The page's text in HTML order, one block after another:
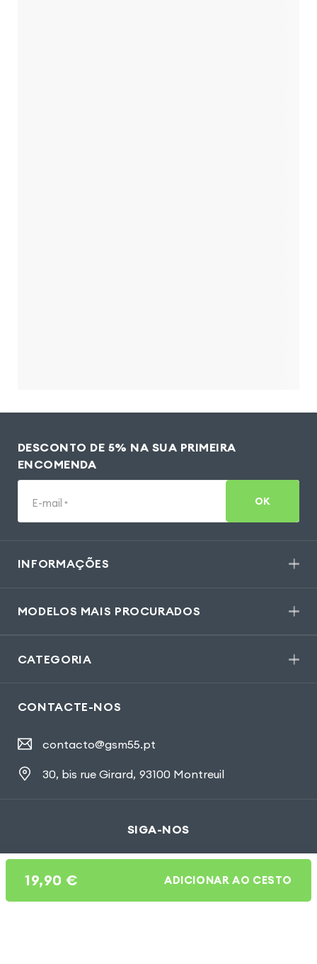
19,90 € ADICIONAR AO CESTO
DESCONTO DE 5% NA SUA PRIMEIRA
ENCOMENDA
E-mail * OK
INFORMAÇÕES
MODELOS MAIS PROCURADOS
CATEGORIA
CONTACTE-NOS
contacto@gsm55.pt
30, bis rue Girard, 93100 Montreuil
SIGA-NOS